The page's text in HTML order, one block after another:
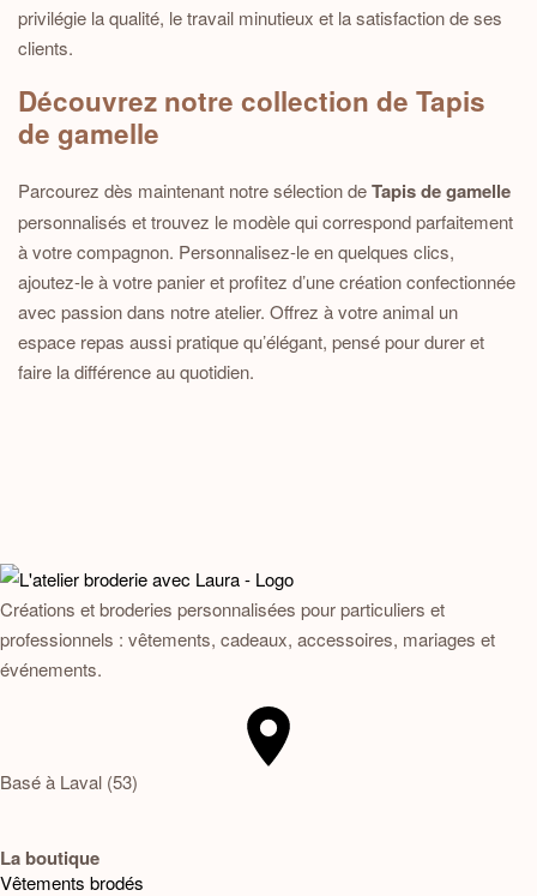
privilégie la qualité, le travail minutieux et la satisfaction de ses
clients.
Découvrez notre collection de Tapis
de gamelle
Parcourez dès maintenant notre sélection deTapis de gamelle
personnalisés et trouvez le modèle qui correspond parfaitement
à votre compagnon. Personnalisez-le en quelques clics,
ajoutez-le à votre panier et profitez d’une création confectionnée
avec passion dans notre atelier. Offrez à votre animal un
espace repas aussi pratique qu’élégant, pensé pour durer et
faire la différence au quotidien.
Créations et broderies personnalisées pour particuliers et
professionnels : vêtements, cadeaux, accessoires, mariages et
événements.
Basé à Laval (53)
La boutique
Vêtements brodés